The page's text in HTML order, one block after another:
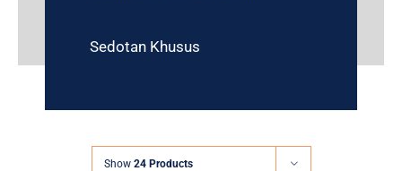
Sedotan Khusus
Show 24 Products